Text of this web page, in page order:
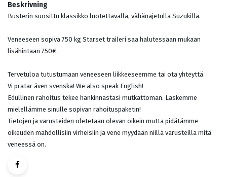
Beskrivning
Busterin suosittu klassikko luotettavalla, vähänajetulla Suzukilla.
Veneeseen sopiva 750 kg Starset traileri saa halutessaan mukaan
lisähintaan 750€.
Tervetuloa tutustumaan veneeseen liikkeeseemme tai ota yhteyttä.
Vi pratar även svenska! We also speak English!
Edullinen rahoitus tekee hankinnastasi mutkattoman. Laskemme
mielellämme sinulle sopivan rahoituspaketin!
Tietojen ja varusteiden oletetaan olevan oikein mutta pidätämme
oikeuden mahdollisiin virheisiin ja vene myydään niillä varusteilla mitä
veneessä on.